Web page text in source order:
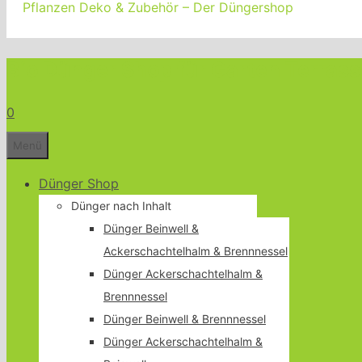
Pflanzen Deko & Zubehör – Der Düngershop
0
Dünger Shop
Dünger nach Inhalt
Dünger Beinwell &
Ackerschachtelhalm & Brennnessel
Dünger Ackerschachtelhalm &
Brennnessel
Dünger Beinwell & Brennnessel
Dünger Ackerschachtelhalm &